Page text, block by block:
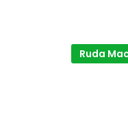
Ruda